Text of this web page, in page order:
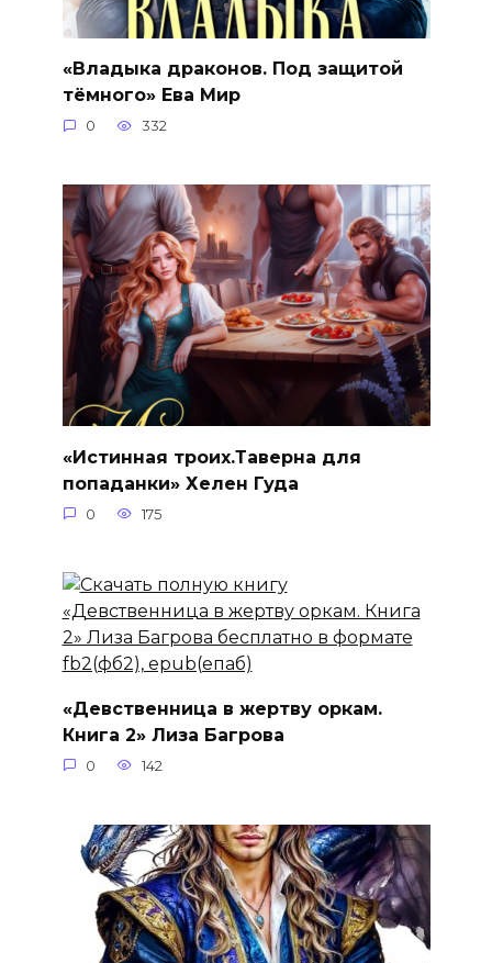
«Владыка драконов. Под защитой
тёмного» Ева Мир
0 332
«Истинная троих.Таверна для
попаданки» Хелен Гуда
0 175
«Девственница в жертву оркам.
Книга 2» Лиза Багрова
0 142